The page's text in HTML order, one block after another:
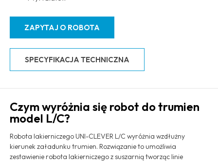
ZAPYTAJ O ROBOTA
SPECYFIKACJA TECHNICZNA
Czym wyróżnia się robot do trumien
model L/C?
Robota lakierniczego UNI-CLEVER L/C wyróżnia wzdłużny
kierunek załadunku trumien. Rozwiązanie to umożliwia
zestawienie robota lakierniczego z suszarnią tworząc linie